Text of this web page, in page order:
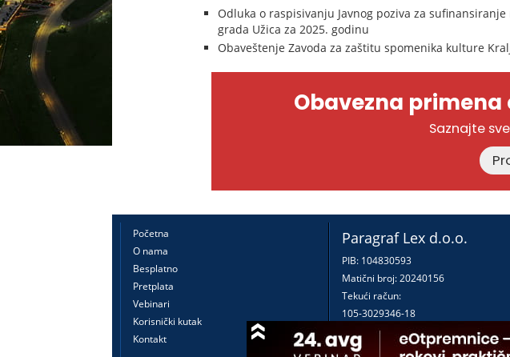
Odluka o raspisivanju Javnog poziva za
grada Užica za 2025. godinu
Obaveštenje Zavoda za zaštitu spomenika kulture
Obavezna primena
Saznajte
Početna
O nama
Besplatno
Pretplata
Vebinari
Korisnički kutak
Kontakt
Paragraf Lex d.o.o.
PIB: 104830593
Matični broj: 20240156
Tekući račun:
105-3029346-18
160-0000000380290-23